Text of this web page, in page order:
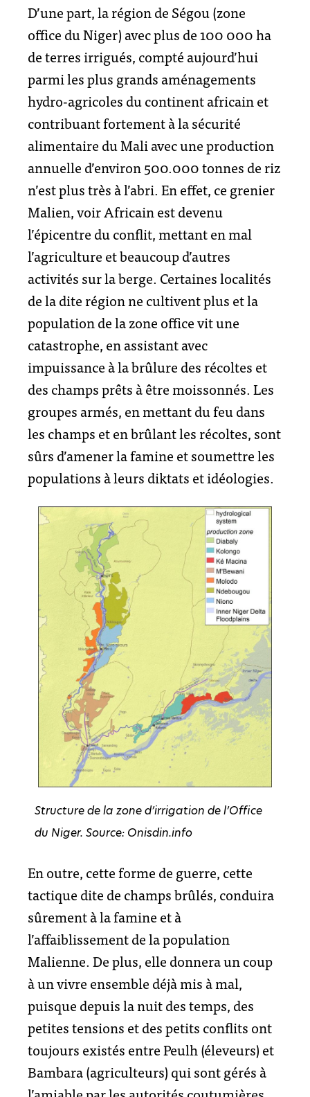
D’une part, la région de Ségou (zone
office du Niger) avec plus de 100 000 ha
de terres irrigués, compté aujourd’hui
parmi les plus grands aménagements
hydro-agricoles du continent africain et
contribuant fortement à la sécurité
alimentaire du Mali avec une production
annuelle d’environ 500.000 tonnes de riz
n’est plus très à l’abri. En effet, ce grenier
Malien, voir Africain est devenu
l’épicentre du conflit, mettant en mal
l’agriculture et beaucoup d’autres
activités sur la berge. Certaines localités
de la dite région ne cultivent plus et la
population de la zone office vit une
catastrophe, en assistant avec
impuissance à la brûlure des récoltes et
des champs prêts à être moissonnés. Les
groupes armés, en mettant du feu dans
les champs et en brûlant les récoltes, sont
sûrs d’amener la famine et soumettre les
populations à leurs diktats et idéologies.
Structure de la zone d’irrigation de l’Office
du Niger. Source: Onisdin.info
En outre, cette forme de guerre, cette
tactique dite de champs brûlés, conduira
sûrement à la famine et à
l’affaiblissement de la population
Malienne. De plus, elle donnera un coup
à un vivre ensemble déjà mis à mal,
puisque depuis la nuit des temps, des
petites tensions et des petits conflits ont
toujours existés entre Peulh (éleveurs) et
Bambara (agriculteurs) qui sont gérés à